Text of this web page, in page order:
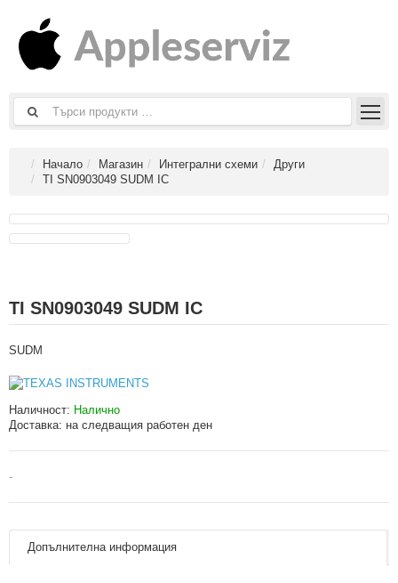
Начало Магазин Интегрални схеми
Други
TI SN0903049 SUDM IC
TI SN0903049 SUDM IC
SUDM
Наличност: Налично
Доставка: на следващия работен ден
-
Допълнителна информация